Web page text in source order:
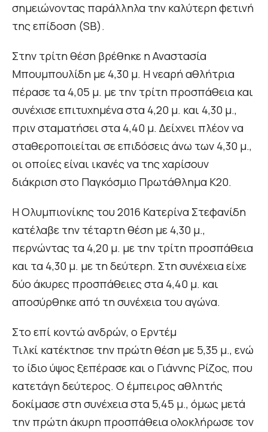
σημειώνοντας παράλληλα την καλύτερη φετινή
της επίδοση (SB).
Στην τρίτη θέση βρέθηκε η Αναστασία
Μπουμπουλίδη με 4,30 μ. Η νεαρή αθλήτρια
πέρασε τα 4,05 μ. με την τρίτη προσπάθεια και
συνέχισε επιτυχημένα στα 4,20 μ. και 4,30 μ.,
πριν σταματήσει στα 4,40 μ. Δείχνει πλέον να
σταθεροποιείται σε επιδόσεις άνω των 4,30 μ.,
οι οποίες είναι ικανές να της χαρίσουν
διάκριση στο Παγκόσμιο Πρωτάθλημα Κ20.
Η Ολυμπιονίκης του 2016 Κατερίνα Στεφανίδη
κατέλαβε την τέταρτη θέση με 4,30 μ.,
περνώντας τα 4,20 μ. με την τρίτη προσπάθεια
και τα 4,30 μ. με τη δεύτερη. Στη συνέχεια είχε
δύο άκυρες προσπάθειες στα 4,40 μ. και
αποσύρθηκε από τη συνέχεια του αγώνα.
Στο επί κοντώ ανδρών, ο Ερντέμ
Τιλκί κατέκτησε την πρώτη θέση με 5,35 μ., ενώ
το ίδιο ύψος ξεπέρασε και ο Γιάννης Ρίζος, που
κατετάγη δεύτερος. Ο έμπειρος αθλητής
δοκίμασε στη συνέχεια στα 5,45 μ., όμως μετά
την πρώτη άκυρη προσπάθεια ολοκλήρωσε τον